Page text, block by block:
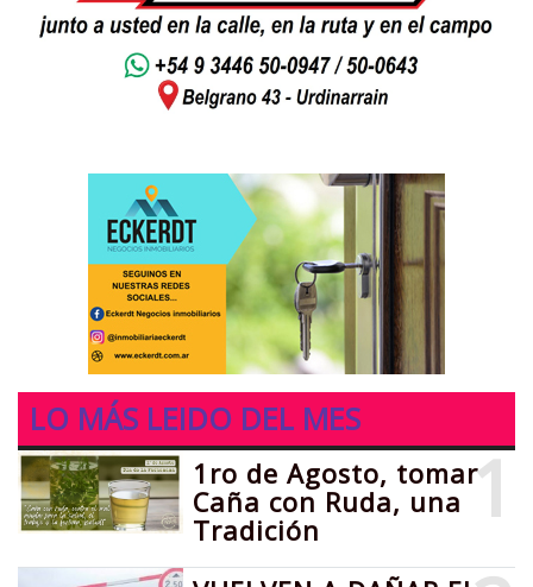
LO MÁS LEIDO DEL MES
1
1ro de Agosto, tomar
Caña con Ruda, una
Tradición